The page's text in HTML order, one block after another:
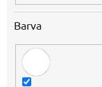
Barva